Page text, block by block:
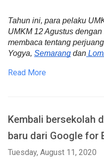
Tahun ini, para pelaku
UMKM 12 Agustus
membaca tentang
Yogya, Semarang dan
Read More
Kembali bersekolah
baru dari Google for
Tuesday, August 11, 2020